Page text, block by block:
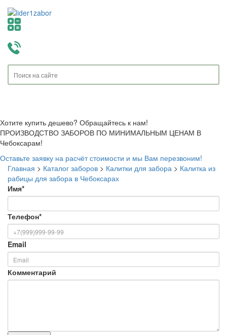
Хотите купить дешево? Обращайтесь к нам!
ПРОИЗВОДСТВО ЗАБОРОВ ПО МИНИМАЛЬНЫМ ЦЕНАМ В
Чебоксарам!
Оставьте заявку на расчёт стоимости и мы Вам перезвоним!
Главная > Каталог заборов > Калитки для забора > Калитка из
рабицы для забора в Чебоксарах
Имя*
Телефон*
Email
Комментарий